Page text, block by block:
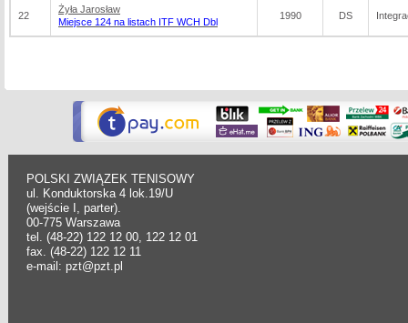
22
Żyła Jarosław
Miejsce 124 na listach ITF WCH Dbl
1990 DS
POLSKI ZWIĄZEK TENISOWY
ul. Konduktorska 4 lok.19/U
(wejście I, parter).
00-775 Warszawa
tel. (48-22) 122 12 00, 122 12 01
fax. (48-22) 122 12 11
e-mail: pzt@pzt.pl